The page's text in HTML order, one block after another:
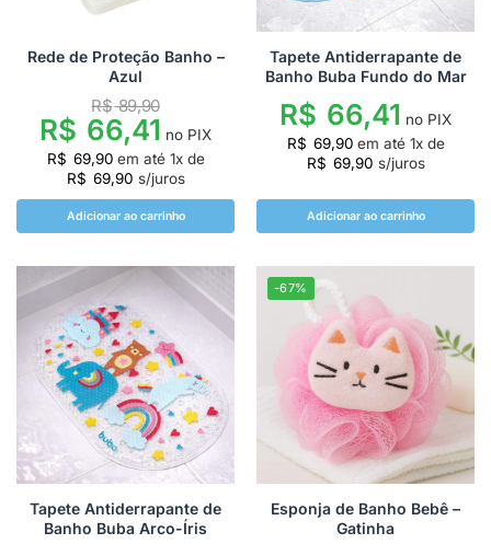
Rede de Proteção Banho –
Azul
R$89,90
R$ 66,41 no PIX
R$ 69,90 em até 1x de
R$ 69,90 s/juros
Adicionar ao carrinho
Tapete Antiderrapante de
Banho Buba Fundo do Mar
R$ 66,41 no PIX
R$ 69,90 em até 1x de
R$ 69,90 s/juros
Adicionar ao carrinho
Tapete Antiderrapante de
Banho Buba Arco-Íris
-67%
Esponja de Banho Bebê –
Gatinha